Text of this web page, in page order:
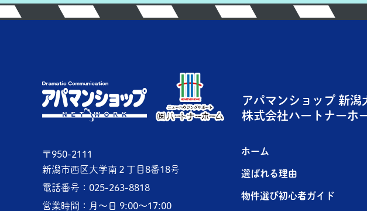
アパマンショップ 新潟
株式会社ハートナーホ
〒950-2111
新潟市西区大学南２丁目8番18号
電話番号：025-263-8818
営業時間：月～日 9:00～17:00
ホーム
選ばれる理由
物件選び初心者ガイド